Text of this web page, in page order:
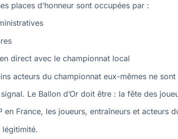
places d’honneur sont occupées par :
direct avec le championnat local
acteurs du championnat eux-mêmes ne
Le Ballon d’Or doit être : la fête des
en France, les joueurs, entraîneurs et acteurs
légitimité.